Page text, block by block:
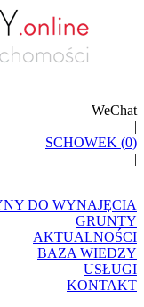
WeChat
|
SCHOWEK (0)
|
DO WYNAJĘCIA
GRUNTY
AKTUALNOŚCI
BAZA WIEDZY
USŁUGI
KONTAKT